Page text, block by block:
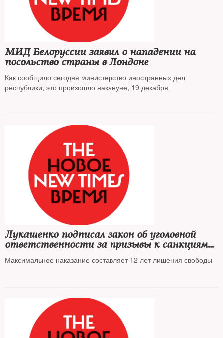
МИД Белоруссии заявил о нападении на
посольство страны в Лондоне
Как сообщило сегодня министерство иностранных дел
республики, это произошло накануне, 19 декабря
Лукашенко подписал закон об уголовной
ответственности за призывы к санкциям
против Белоруссии
Максимальное наказание составляет 12 лет лишения свободы